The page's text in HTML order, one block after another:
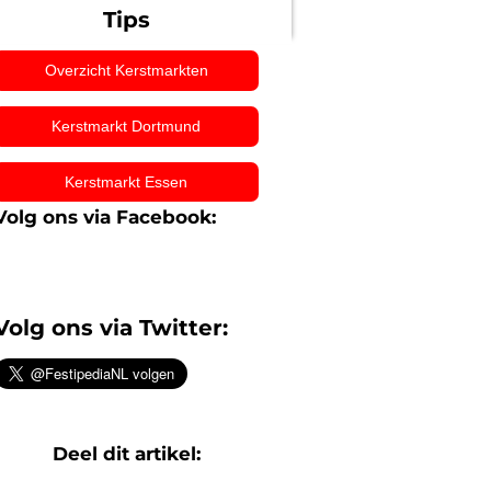
Tips
Overzicht Kerstmarkten
Kerstmarkt Dortmund
Kerstmarkt Essen
ons via Facebook:
ons via Twitter:
Deel dit artikel: